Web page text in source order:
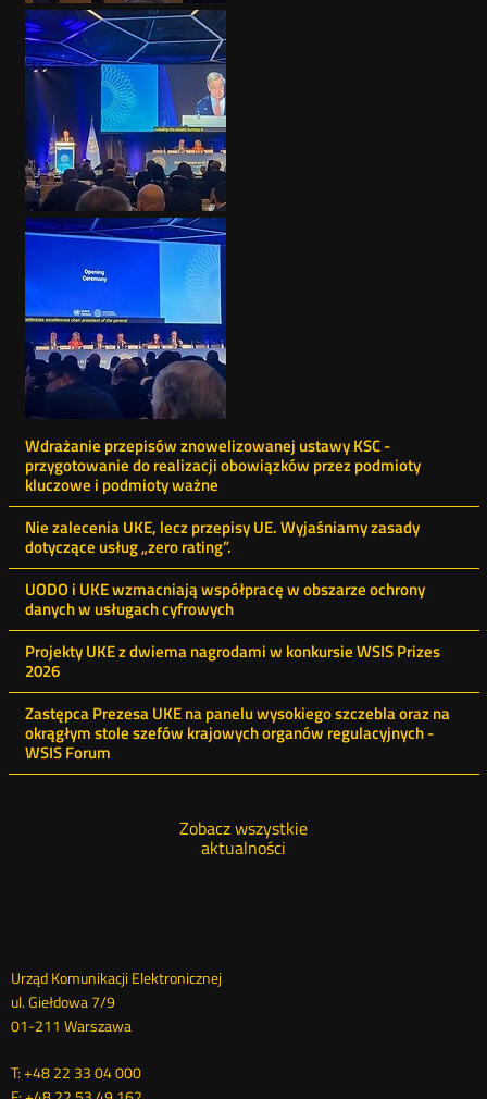
Menu
ostatnie
aktualności
Wdrażanie przepisów znowelizowanej ustawy KSC -
przygotowanie do realizacji obowiązków przez podmioty
kluczowe i podmioty ważne
Nie zalecenia UKE, lecz przepisy UE. Wyjaśniamy zasady
dotyczące usług „zero rating”.
UODO i UKE wzmacniają współpracę w obszarze ochrony
danych w usługach cyfrowych
Projekty UKE z dwiema nagrodami w konkursie WSIS Prizes
2026
Zastępca Prezesa UKE na panelu wysokiego szczebla oraz na
okrągłym stole szefów krajowych organów regulacyjnych -
WSIS Forum
Zobacz wszystkie
aktualności
Dane
kontaktowe
Urząd Komunikacji Elektronicznej
ul. Giełdowa 7/9
01-211 Warszawa
T: +48 22 33 04 000